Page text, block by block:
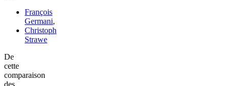
François
Germani,
Christoph
Strawe
De
cette
comparaison